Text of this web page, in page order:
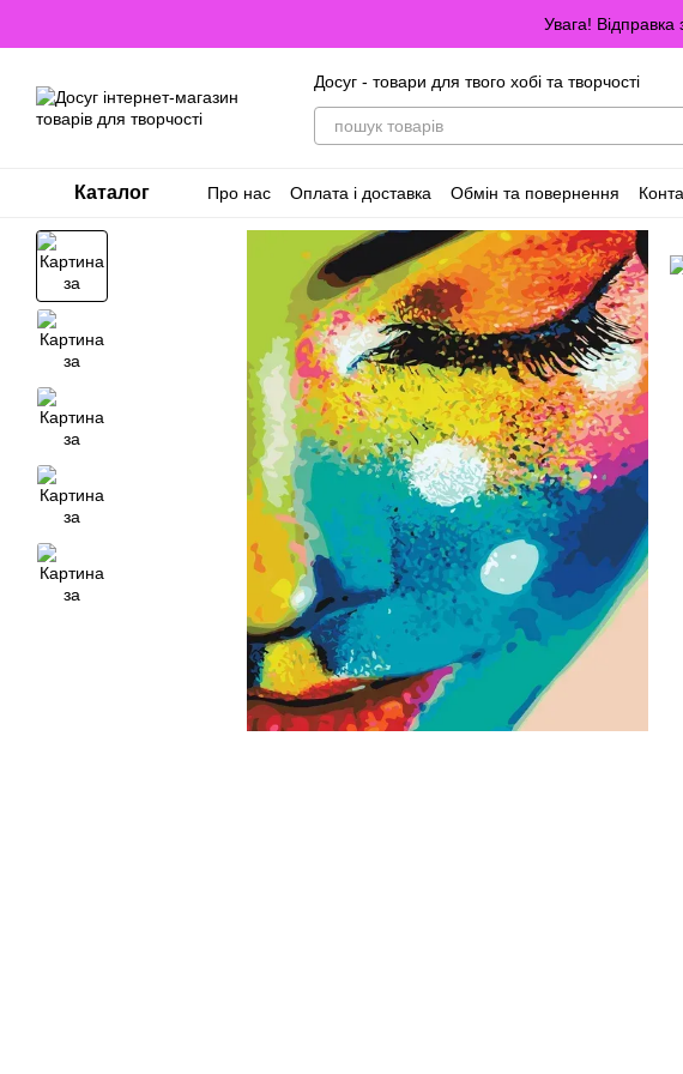
Увага!
Досуг - товари для твого хобі та творчості
Каталог Про нас Оплата і доставка Обмін та повернення